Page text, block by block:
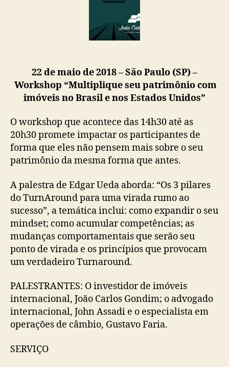
22 de maio de 2018 – São Paulo (SP) –
Workshop “Multiplique seu patrimônio com
imóveis no Brasil e nos Estados Unidos”
O workshop que acontece das 14h30 até as
20h30 promete impactar os participantes de
forma que eles não pensem mais sobre o seu
patrimônio da mesma forma que antes.
A palestra de Edgar Ueda aborda: “Os 3 pilares
do TurnAround para uma virada rumo ao
sucesso”, a temática inclui: como expandir o seu
mindset; como acumular competências; as
mudanças comportamentais que serão seu
ponto de virada e os princípios que provocam
um verdadeiro Turnaround.
PALESTRANTES: O investidor de imóveis
internacional, João Carlos Gondim; o advogado
internacional, John Assadi e o especialista em
operações de câmbio, Gustavo Faria.
SERVIÇO